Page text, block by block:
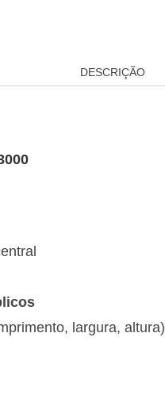
DESCRIÇÃO
largura, altura)